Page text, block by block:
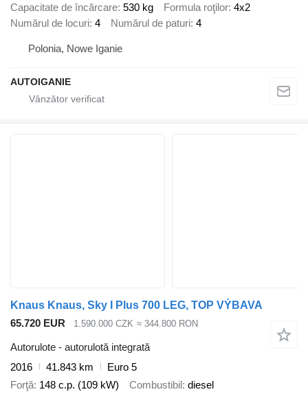
Capacitate de încărcare 530 kg Formula roţilor 4x2
Numărul de locuri 4 Numărul de paturi 4
Polonia, Nowe Iganie
AUTOIGANIE
Knaus Knaus, Sky I Plus 700 LEG, TOP VÝBAVA
65.720 EUR
1.590.000 CZK ≈ 344.800 RON
Autorulote - autorulotă integrată
2016
41.843 km
Euro 5
Forţă 148 c.p. (109 kW) Combustibil diesel